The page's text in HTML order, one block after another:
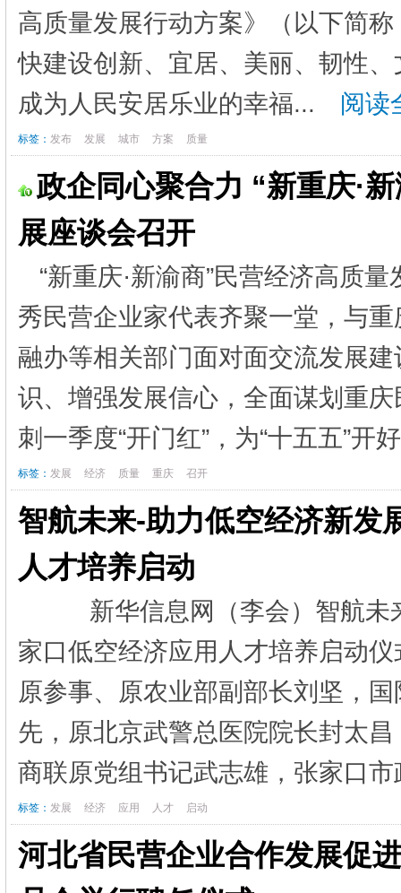
高质量发展行动方案》（以下简
快建设创新、宜居、美丽、韧性
成为人民安居乐业的幸福...
阅读
标签： 发布 发展 城市 方案 质量
政企同心聚合力 “新重庆·
展座谈会召开
“新重庆·新渝商”民营经济高质
秀民营企业家代表齐聚一堂，与
融办等相关部门面对面交流发展
识、增强发展信心，全面谋划重
刺一季度“开门红”，为“十五五”
标签： 发展 经济 质量 重庆 召开
智航未来-助力低空经济新发
人才培养启动
新华信息网（李会）智航未
家口低空经济应用人才培养启动
原参事、原农业部副部长刘坚，
先，原北京武警总医院院长封太
商联原党组书记武志雄，张家口
标签： 发展 经济 应用 人才 启动
河北省民营企业合作发展促